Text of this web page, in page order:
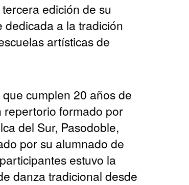
edición de su
dedicada a la tradición
artísticas de
cumplen 20 años de
repertorio formado por
del Sur, Pasodoble,
por su alumnado de
estuvo la
danza tradicional desde